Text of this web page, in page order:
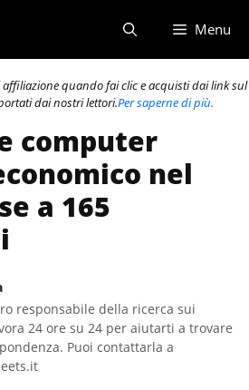
Menu
quando fai clic e acquisti dai link sul
dai nostri lettori.Per saperne di più.
computer
nel
a 165
responsabile della ricerca sui
24 ore su 24 per aiutarti a trovare
Puoi contattarla a